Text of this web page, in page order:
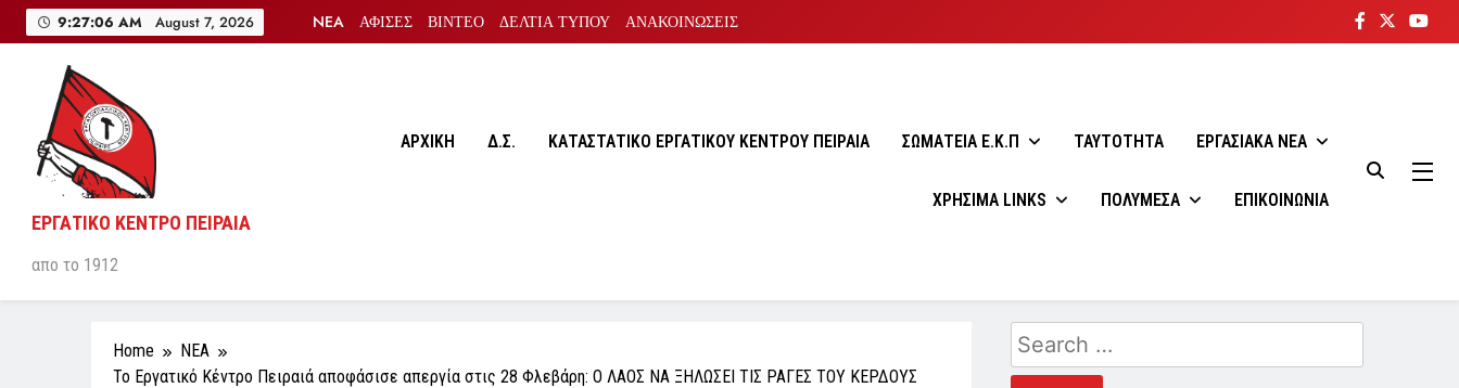
Skip
9:27:07 AM August 7, 2026 NEA ΑΦΙΣΕΣ ΒΙΝΤΕΟ ΔΕΛΤΙΑ ΤΥΠΟΥ ΑΝΑΚΟΙΝΩΣΕΙΣ
ΕΡΓΑΤΙΚΟ ΚΕΝΤΡΟ ΠΕΙΡΑΙΑ
απο το 1912
ΑΡΧΙΚΗ Δ.Σ. ΚΑΤΑΣΤΑΤΙΚΟ ΕΡΓΑΤΙΚΟΥ ΚΕΝΤΡΟΥ ΠΕΙΡΑΙΑ ΣΩΜΑΤΕΙA E.K.Π ΤΑΥΤΟΤΗΤΑ ΕΡΓΑΣΙΑΚΑ ΝΕΑ
ΧΡΗΣΙΜΑ LINKS ΠΟΛΥΜΕΣΑ ΕΠΙΚΟΙΝΩΝΙΑ
Home
NEA
Το Εργατικό Κέντρο Πειραιά αποφάσισε απεργία στις 28 Φλεβάρη: Ο ΛΑΟΣ ΝΑ ΞΗΛΩΣΕΙ ΤΙΣ ΡΑΓΕΣ ΤΟΥ ΚΕΡΔΟΥΣ
Search
for: